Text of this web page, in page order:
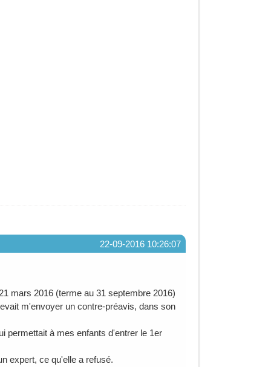
22-09-2016 10:26:07
mars 2016 (terme au 31 septembre 2016)
m'envoyer un contre-préavis, dans son
permettait à mes enfants d'entrer le 1er
expert, ce qu'elle a refusé.